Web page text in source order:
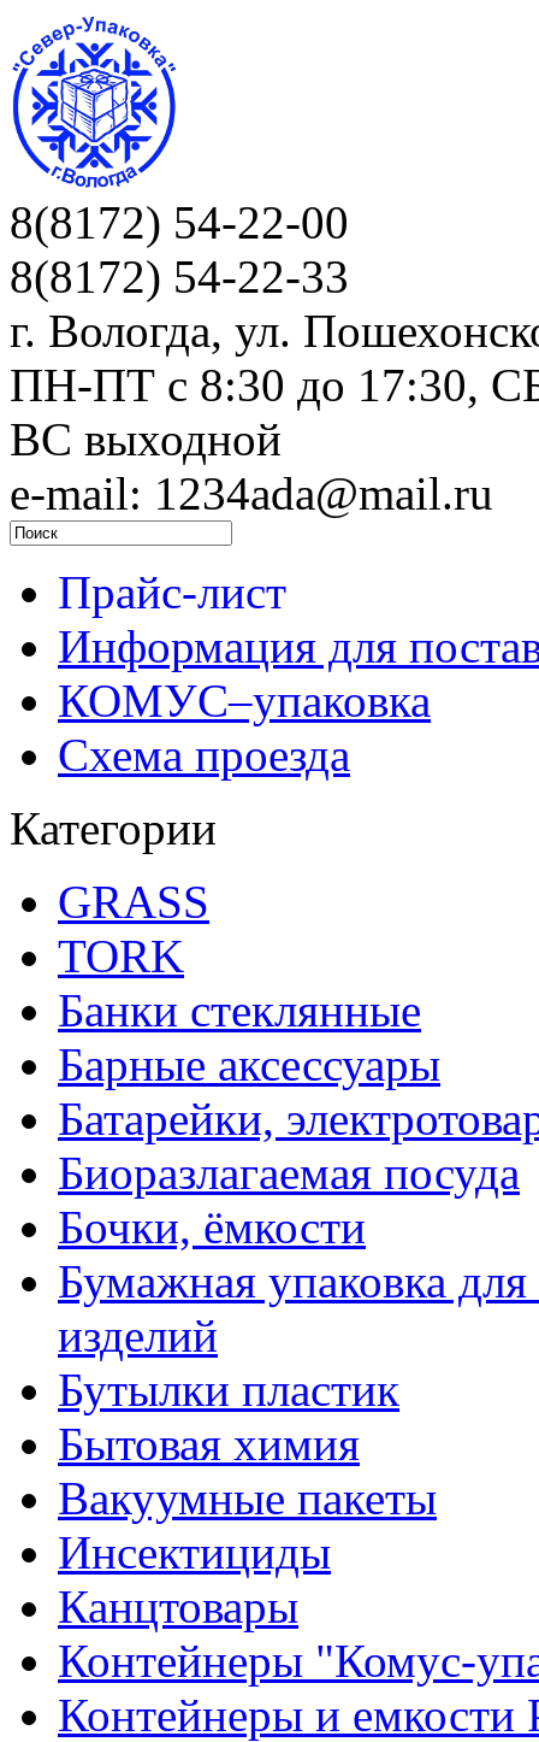
8(8172) 54-22-00
8(8172) 54-22-33
г. Вологда, ул.
ПН-ПТ c 8:30 до 17:30,
ВС выходной
e-mail: 1234ada@mail.ru
Прайс-лист
Информация для
КОМУС–упаковка
Схема проезда
Категории
GRASS
TORK
Банки стеклянные
Барные аксессуары
Батарейки,
Биоразлагаемая посуда
Бочки, ёмкости
Бумажная упаковка
изделий
Бутылки пластик
Бытовая химия
Вакуумные пакеты
Инсектициды
Канцтовары
Контейнеры "Комус-
Контейнеры и емкости